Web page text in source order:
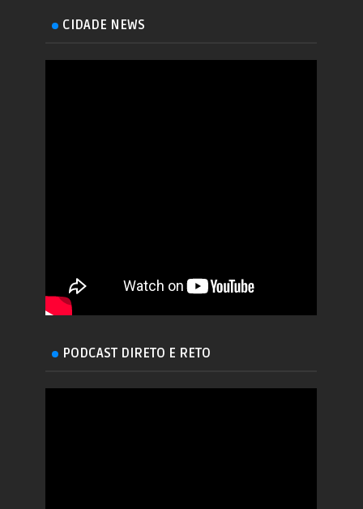
CIDADE NEWS
PODCAST DIRETO E RETO